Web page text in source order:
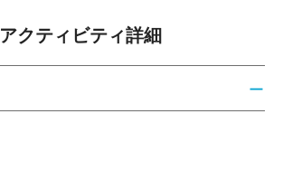
アクティビティ詳細